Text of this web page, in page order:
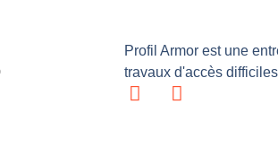
Profil Armor est une
travaux d'accès
L
I